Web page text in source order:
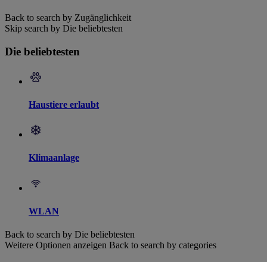
Back to search by Zugänglichkeit
Skip search by Die beliebtesten
Die beliebtesten
Haustiere erlaubt
Klimaanlage
WLAN
Back to search by Die beliebtesten
Weitere Optionen anzeigen Back to search by categories